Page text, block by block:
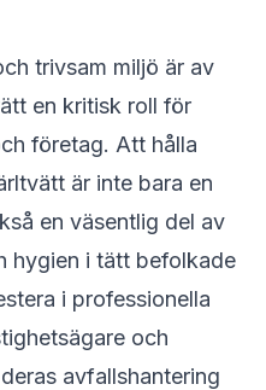
trivsam miljö är av
en kritisk roll för
företag. Att hålla
är inte bara en
en väsentlig del av
hygien i tätt befolkade
i professionella
och
avfallshantering